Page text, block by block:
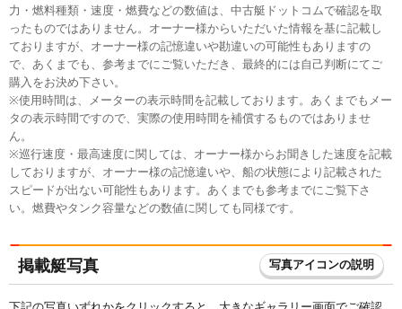
力・燃料種類・速度・燃費などの数値は、中古艇ドットコムで確認を取
ったものではありません。オーナー様からいただいた情報を基に記載し
ておりますが、オーナー様の記憶違いや勘違いの可能性もありますの
で、あくまでも、参考までにご覧いただき、最終的には自己判断にてご
購入をお決め下さい。
※使用時間は、メーターの表示時間を記載しております。あくまでもメー
タの表示時間ですので、実際の使用時間を補償するものではありませ
ん。
※巡行速度・最高速度に関しては、オーナー様からお聞きした速度を記載
しておりますが、オーナー様の記憶違いや、船の状態により記載された
スピードが出ない可能性もあります。あくまでも参考までにご覧下さ
い。燃費やタンク容量などの数値に関しても同様です。
掲載艇写真 写真アイコンの説明